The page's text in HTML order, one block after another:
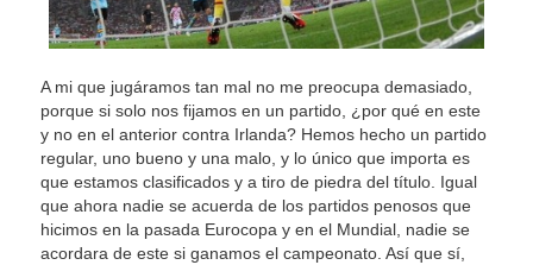
A mi que jugáramos tan mal no me preocupa demasiado,
porque si solo nos fijamos en un partido, ¿por qué en este
y no en el anterior contra Irlanda? Hemos hecho un partido
regular, uno bueno y una malo, y lo único que importa es
que estamos clasificados y a tiro de piedra del título. Igual
que ahora nadie se acuerda de los partidos penosos que
hicimos en la pasada Eurocopa y en el Mundial, nadie se
acordara de este si ganamos el campeonato. Así que sí,